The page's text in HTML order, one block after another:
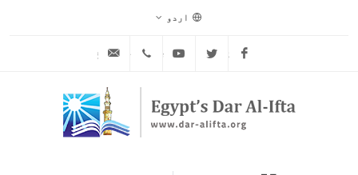
اردو
Facebook
Twitter
Youtube